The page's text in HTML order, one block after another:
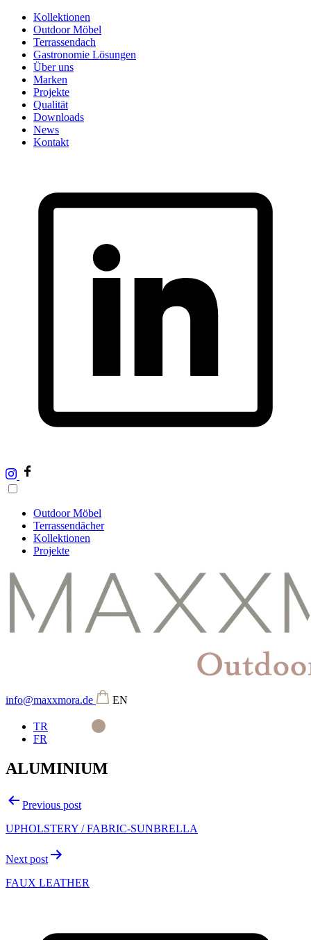
Skip
content
Kollektionen
Outdoor Möbel
Terrassendach
Gastronomie Lösungen
Über uns
Marken
Projekte
Qualität
Downloads
News
Kontakt
Outdoor Möbel
Terrassendächer
Kollektionen
Projekte
info@maxxmora.de EN
TR
FR
ALUMINIUM
Beitragsnavigation
Previous post
UPHOLSTERY / FABRIC-SUNBRELLA
Next post
FAUX LEATHER